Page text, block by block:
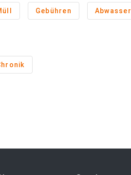
Gebühren Abwasser